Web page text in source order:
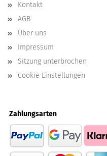
Kontakt
AGB
Über uns
Impressum
Sitzung unterbrochen
Cookie Einstellungen
Zahlungsarten